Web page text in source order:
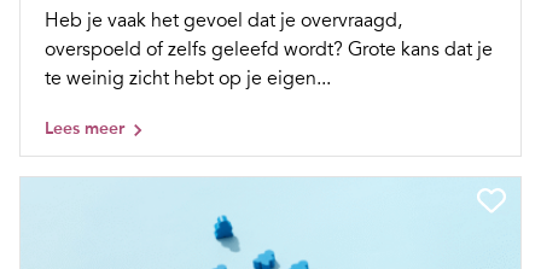
Heb je vaak het gevoel dat je overvraagd,
overspoeld of zelfs geleefd wordt? Grote kans dat je
te weinig zicht hebt op je eigen...
Lees meer